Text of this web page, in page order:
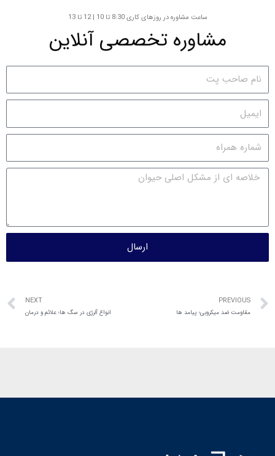
ساعت مشاوره در روزهای کاری 8:30 تا 10 | 12 تا 13
مشاوره تخصصی آنلاین
ارسال
PREVIOUS
مقاومت ضد میکروبی؛ پیامد ها
NEXT
انواع آلرژی در سگ ها؛ علائم و درمان